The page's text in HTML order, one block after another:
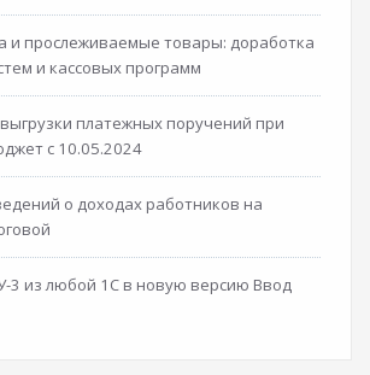
и прослеживаемые товары: доработка
и кассовых программ
платежных поручений при
с 10.05.2024
о доходах работников на
3 из любой 1С в новую версию Ввод